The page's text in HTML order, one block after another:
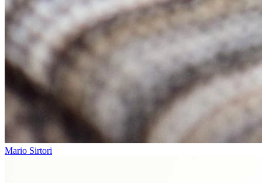
Mario Sirtori